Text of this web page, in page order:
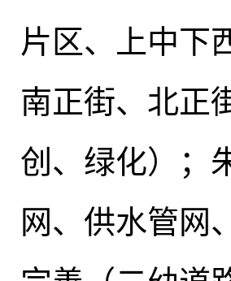
片区、上中下
南正街、北正
创、绿化）；
网、供水管网